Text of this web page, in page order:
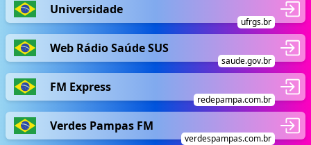
Universidade
ufrgs.br
Web Rádio Saúde SUS
saude.gov.br
FM Express
redepampa.com.br
Verdes Pampas FM
verdespampas.com.br